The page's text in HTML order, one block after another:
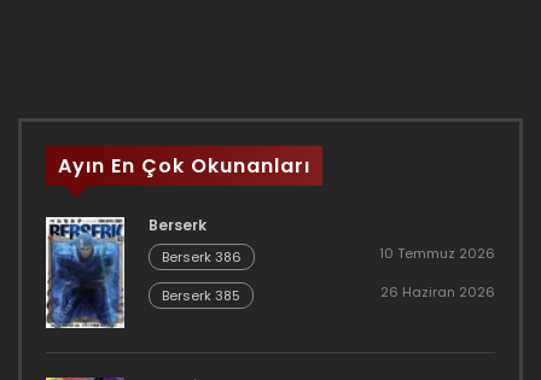
Ayın En Çok Okunanları
Berserk
Berserk 386 10 Temmuz 2026
Berserk 385 26 Haziran 2026